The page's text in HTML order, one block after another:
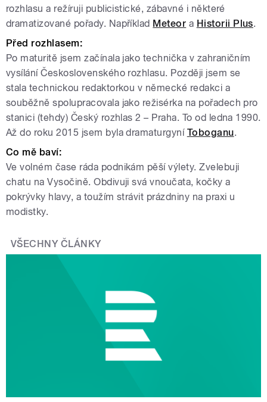
rozhlasu a režíruji publicistické, zábavné i některé
dramatizované pořady. Například Meteor a Historii Plus.
Před rozhlasem:
Po maturitě jsem začínala jako technička v zahraničním
vysílání Československého rozhlasu. Později jsem se
stala technickou redaktorkou v německé redakci a
souběžně spolupracovala jako režisérka na pořadech pro
stanici (tehdy) Český rozhlas 2 – Praha. To od ledna 1990.
Až do roku 2015 jsem byla dramaturgyní Toboganu.
Co mě baví:
Ve volném čase ráda podnikám pěší výlety. Zvelebuji
chatu na Vysočině. Obdivuji svá vnoučata, kočky a
pokrývky hlavy, a toužím strávit prázdniny na praxi u
modistky.
VŠECHNY ČLÁNKY